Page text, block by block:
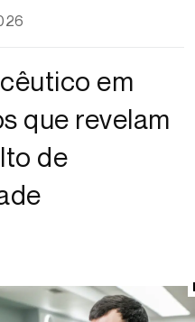
em
que revelam
de